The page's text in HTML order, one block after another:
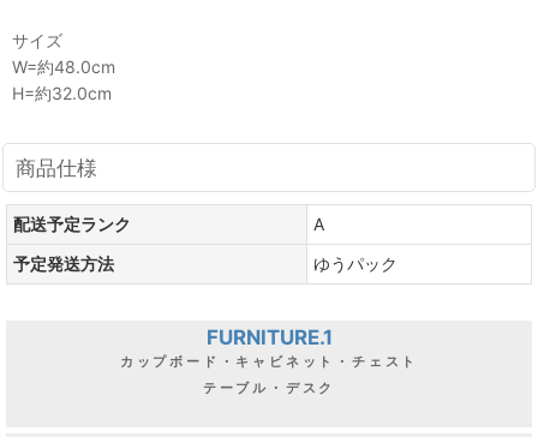
サイズ
W=約48.0cm
H=約32.0cm
商品仕様
配送予定ランク
A
予定発送方法
ゆうパック
FURNITURE.1
カップボード・キャビネット・チェスト
テーブル・デスク